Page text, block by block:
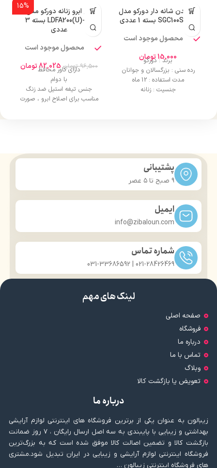
تیغ بدن شانه دار دورکو مدل
SGC100SB-1P بسته 1 عددی
محصول موجود است
15,000تومان
برند : دورکو
رده سنی : بزرگسالان و جوانان
مدت استفاده : 12 ماه
جنسیت : زنانه
15%
تیغ ابرو زنانه دورکو مدل
LDFA200(U)-3B بسته 3
عددی
محصول موجود است
96,500 تومان 82,025توماندارای کاور محافظ
با دوام
جنس تیغه استیل ضد زنگ
مناسب برای اصلاح ابرو ، صورت
پشتیبانی
9 صبح تا ۵ عصر
ایمیل
info@zibaloun.com
شماره تماس
021-28426469 | 031-33686592
لینک های مهم
صفحه اصلی
فروشگاه
درباره ما
تماس با ما
وبلاگ
تعویض یا بازگشت کالا
درباره ما
زیبالون به عنوان یکی از برترین فروشگاه های اینترنتی لوازم آرایشی
بهداشتی و زیبایی با پایبندی به سه اصل ارسال رایگان ، ۷ روز ضمانت
بازگشت کالا و تضمین اصالت کالا موفق شده است که به بزرگ‌ترین
فروشگاه اینترنتی لوازم آرایشی و زیبایی در ایران تبدیل شود.مشتری
های فروشگاه اینترنتی زیبالون …